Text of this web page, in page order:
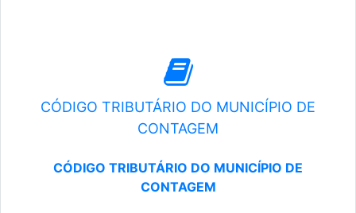
CÓDIGO TRIBUTÁRIO DO MUNICÍPIO DE
CONTAGEM
CÓDIGO TRIBUTÁRIO DO MUNICÍPIO DE
CONTAGEM